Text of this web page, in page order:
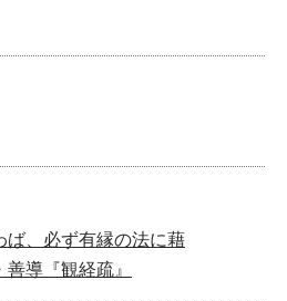
ば、必ず有縁の法に藉
導『観経疏』